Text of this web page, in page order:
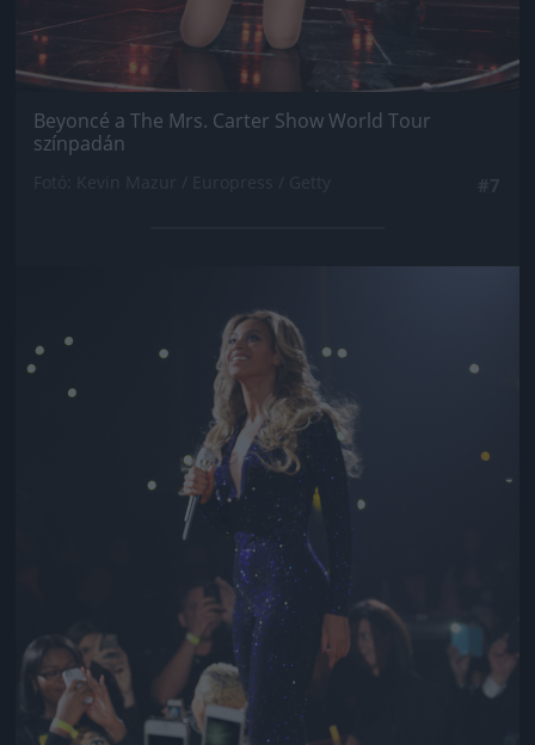
Beyoncé a The Mrs. Carter Show World Tour
színpadán